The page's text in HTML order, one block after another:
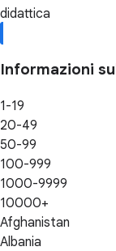
didattica
Informazioni
1-19
20-49
50-99
100-999
1000-9999
10000+
Afghanistan
Albania